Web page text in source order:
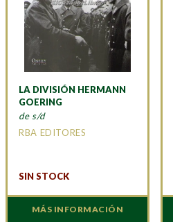
LA DIVISIÓN HERMANN
GOERING
de s/d
RBA EDITORES
SIN STOCK
MÁS INFORMACIÓN